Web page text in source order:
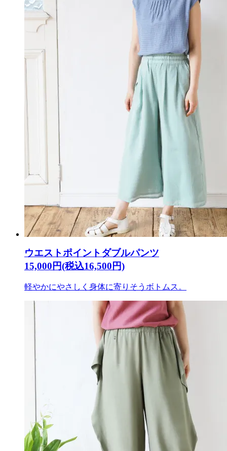
ウエストポイントダブルパンツ
15,000円(税込16,500円)
軽やかにやさしく身体に寄りそうボトムス。